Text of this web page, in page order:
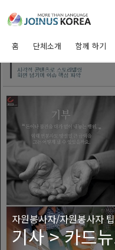
홈 단체소개 함께 하기
자원봉사자/자원봉사자 팁
기사 > 카드